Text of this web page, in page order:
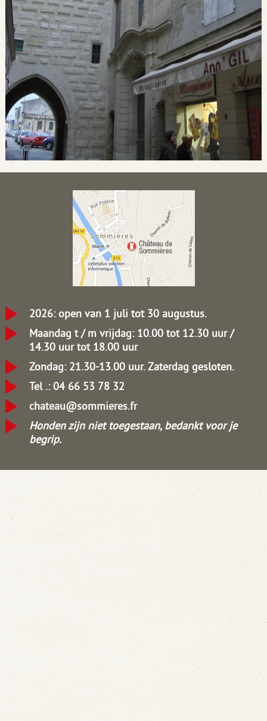
2026: open van 1 juli tot 30 augustus.
Maandag t / m vrijdag: 10.00 tot 12.30 uur /
14.30 uur tot 18.00 uur
Zondag: 21.30-13.00 uur.Zaterdag gesloten.
Tel .: 04 66 53 78 32
chateau@sommieres.fr
Honden zijn niet toegestaan, bedankt voor je
begrip.